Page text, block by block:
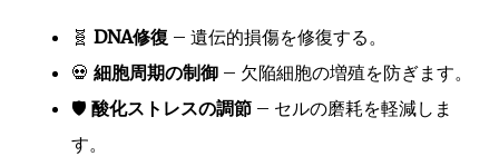
🧬 DNA修復 – 遺伝的損傷を修復する。
💀 細胞周期の制御 – 欠陥細胞の増殖を防ぎます。
🛡️ 酸化ストレスの調節 – セルの磨耗を軽減しま
す。